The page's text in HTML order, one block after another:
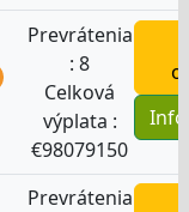
Prevrátenia
:8
Celková
výplata :
€98079150
Prevrátenia